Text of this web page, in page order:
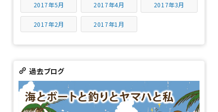
2017年5月 2017年4月 2017年3月
2017年2月 2017年1月
過去ブログ